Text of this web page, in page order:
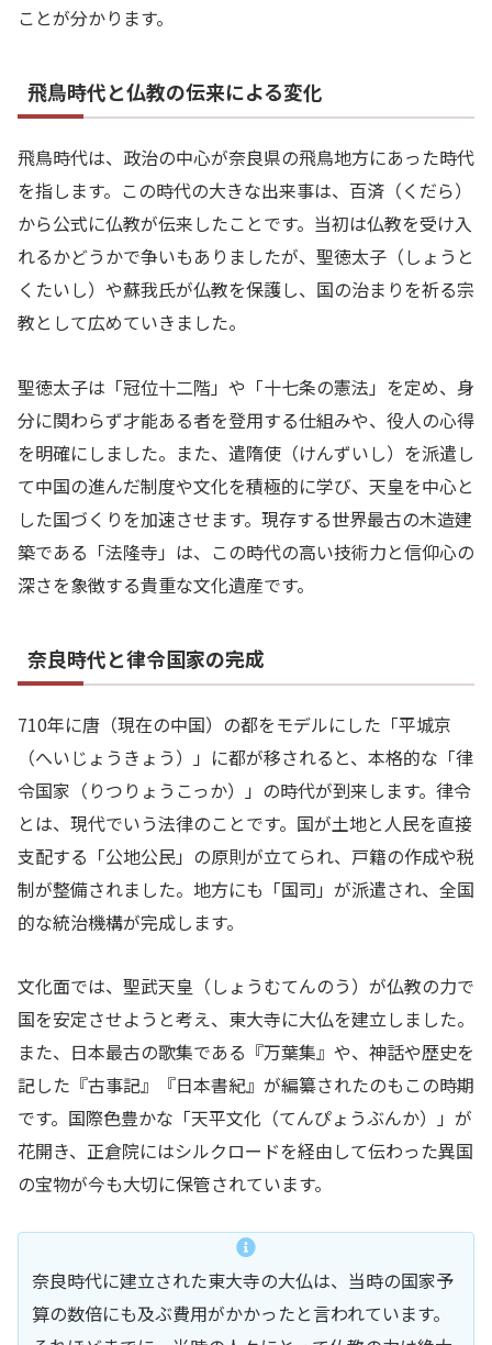
ことが分かります。
飛鳥時代と仏教の伝来による変化
飛鳥時代は、政治の中心が奈良県の飛鳥地方にあった時代
を指します。この時代の大きな出来事は、百済（くだら）
から公式に仏教が伝来したことです。当初は仏教を受け入
れるかどうかで争いもありましたが、聖徳太子（しょうと
くたいし）や蘇我氏が仏教を保護し、国の治まりを祈る宗
教として広めていきました。
聖徳太子は「冠位十二階」や「十七条の憲法」を定め、身
分に関わらず才能ある者を登用する仕組みや、役人の心得
を明確にしました。また、遣隋使（けんずいし）を派遣し
て中国の進んだ制度や文化を積極的に学び、天皇を中心と
した国づくりを加速させます。現存する世界最古の木造建
築である「法隆寺」は、この時代の高い技術力と信仰心の
深さを象徴する貴重な文化遺産です。
奈良時代と律令国家の完成
710年に唐（現在の中国）の都をモデルにした「平城京
（へいじょうきょう）」に都が移されると、本格的な「律
令国家（りつりょうこっか）」の時代が到来します。律令
とは、現代でいう法律のことです。国が土地と人民を直接
支配する「公地公民」の原則が立てられ、戸籍の作成や税
制が整備されました。地方にも「国司」が派遣され、全国
的な統治機構が完成します。
文化面では、聖武天皇（しょうむてんのう）が仏教の力で
国を安定させようと考え、東大寺に大仏を建立しました。
また、日本最古の歌集である『万葉集』や、神話や歴史を
記した『古事記』『日本書紀』が編纂されたのもこの時期
です。国際色豊かな「天平文化（てんぴょうぶんか）」が
花開き、正倉院にはシルクロードを経由して伝わった異国
の宝物が今も大切に保管されています。
奈良時代に建立された東大寺の大仏は、当時の国家予
算の数倍にも及ぶ費用がかかったと言われています。